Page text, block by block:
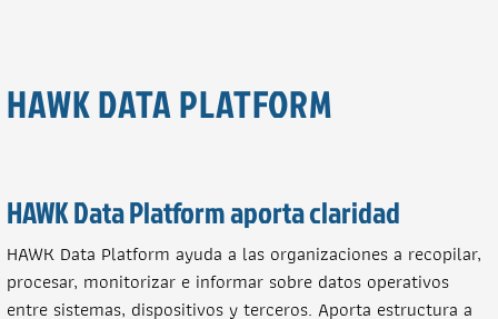
HAWK DATA PLATFORM
HAWK Data Platform aporta claridad
HAWK Data Platform ayuda a las organizaciones a recopilar,
procesar, monitorizar e informar sobre datos operativos
entre sistemas, dispositivos y terceros. Aporta estructura a